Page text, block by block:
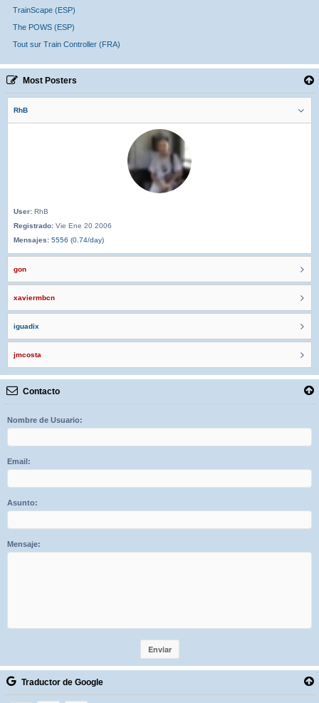
TrainScape (ESP)
The POWS (ESP)
Tout sur Train Controller (FRA)
Most Posters
RhB
User: RhB
Registrado: Vie Ene 20 2006
Mensajes: 5556 (0.74/day)
gon
xaviermbcn
iguadix
jmcosta
Contacto
Nombre de Usuario:
Email:
Asunto:
Mensaje:
Traductor de Google